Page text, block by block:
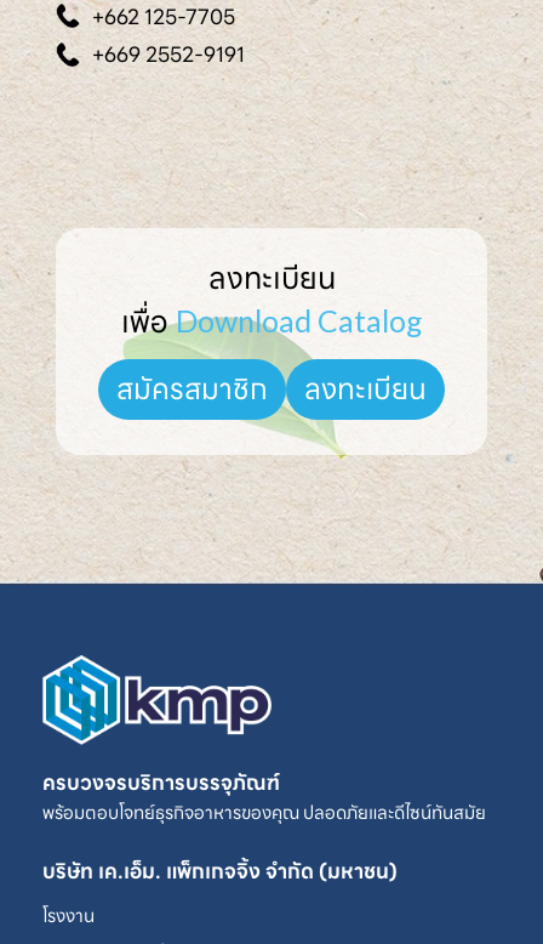
+662 125-7705
+669 2552-9191
ลงทะเบียน
เพื่อ Download Catalog
สมัครสมาชิก ลงทะเบียน
ครบวงจรบริการบรรจุภัณฑ์
พร้อมตอบโจทย์ธุรกิจอาหารของคุณ ปลอดภัยและดีไซน์ทันสมัย
บริษัท เค.เอ็ม. แพ็กเกจจิ้ง จำกัด (มหาชน)
โรงงาน